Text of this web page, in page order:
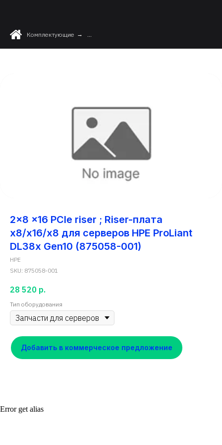
Комплектующие → ...
2x8 x16 PCIe riser ; Riser-плата
x8/x16/x8 для серверов HPE ProLiant
DL38x Gen10 (875058-001)
HPE
SKU: 875058-001
28 520 р.
Тип оборудования
Добавить в коммерческое предложение
Error get alias